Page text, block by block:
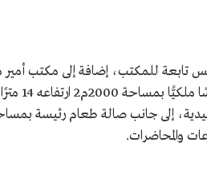
للمكتب، إضافة إلى مكتب
خاص به،
والمحاضرات.